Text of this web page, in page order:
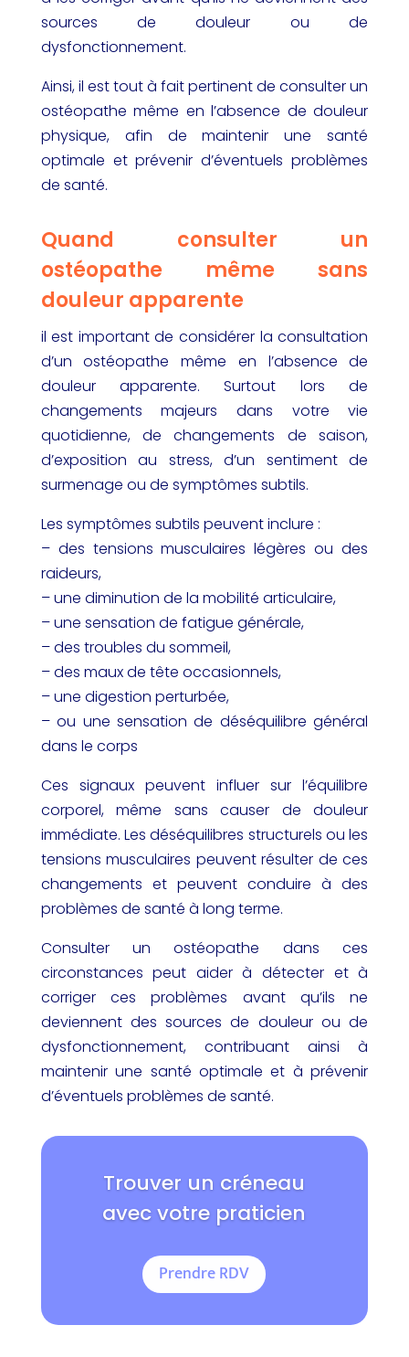
sources de douleur ou de
dysfonctionnement.
Ainsi, il est tout à fait pertinent de consulter un
ostéopathe même en l’absence de douleur
physique, afin de maintenir une santé
optimale et prévenir d’éventuels problèmes
de santé.
Quand consulter un
ostéopathe même sans
douleur apparente
il est important de considérer la consultation
d’un ostéopathe même en l’absence de
douleur apparente. Surtout lors de
changements majeurs dans votre vie
quotidienne, de changements de saison,
d’exposition au stress, d’un sentiment de
surmenage ou de symptômes subtils.
Les symptômes subtils peuvent inclure :
– des tensions musculaires légères ou des
raideurs,
– une diminution de la mobilité articulaire,
– une sensation de fatigue générale,
– des troubles du sommeil,
– des maux de tête occasionnels,
– une digestion perturbée,
– ou une sensation de déséquilibre général
dans le corps
Ces signaux peuvent influer sur l’équilibre
corporel, même sans causer de douleur
immédiate. Les déséquilibres structurels ou les
tensions musculaires peuvent résulter de ces
changements et peuvent conduire à des
problèmes de santé à long terme.
Consulter un ostéopathe dans ces
circonstances peut aider à détecter et à
corriger ces problèmes avant qu’ils ne
deviennent des sources de douleur ou de
dysfonctionnement, contribuant ainsi à
maintenir une santé optimale et à prévenir
d’éventuels problèmes de santé.
Trouver un créneau
avec votre praticien
Prendre RDV